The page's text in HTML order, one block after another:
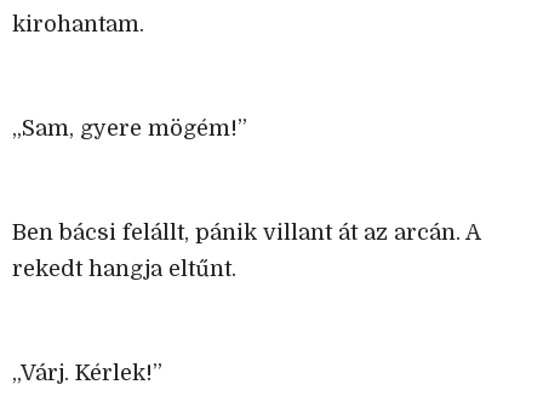
kirohantam.
„Sam, gyere mögém!”
Ben bácsi felállt, pánik villant át az arcán. A
rekedt hangja eltűnt.
„Várj. Kérlek!”